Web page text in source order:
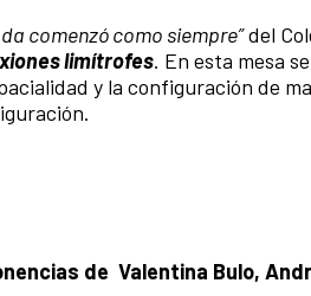
comenzó como siempre”del
limítrofes. En esta mesa
y la configuración de
de Valentina Bulo,